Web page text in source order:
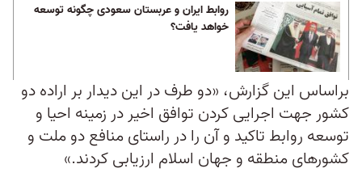
روابط ایران و عربستان سعودی چگونه توسعه
خواهد یافت؟
براساس این گزارش، «دو طرف در این دیدار بر اراده دو
کشور جهت اجرایی کردن توافق اخیر در زمینه احیا و
توسعه روابط تاکید و آن را در راستای منافع دو ملت و
کشورهای منطقه و جهان اسلام ارزیابی کردند.»